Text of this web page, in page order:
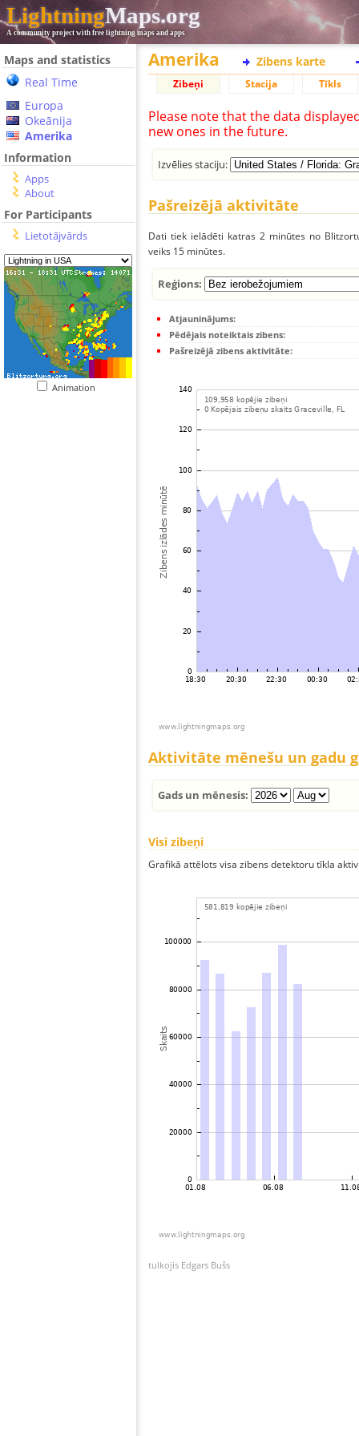
LightningMaps.org
A community project with free lightning maps and apps
Maps and statistics
Real Time
Europa
Okeānija
Amerika
Information
Apps
About
For Participants
Lietotājvārds
Animation
Amerika Zibens karte
Zibeņi Stacija Tīkls
Please note that the data
new ones in the future.
Izvēlies staciju:
Pašreizējā aktivitāte
Dati tiek ielādēti katras 2 minūtes no
veiks 15 minūtes.
Reģions:
Atjauninājums:
Pēdējais noteiktais zibens:
Pašreizējā zibens aktivitāte:
Aktivitāte mēnešu un gadu
Gads un mēnesis:
Visi zibeņi
Grafikā attēlots visa zibens detektoru tīkla
tulkojis Edgars Bušs